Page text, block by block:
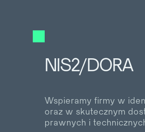
NIS2/DORA
Wspieramy firmy w
oraz w skutecznym
prawnych i